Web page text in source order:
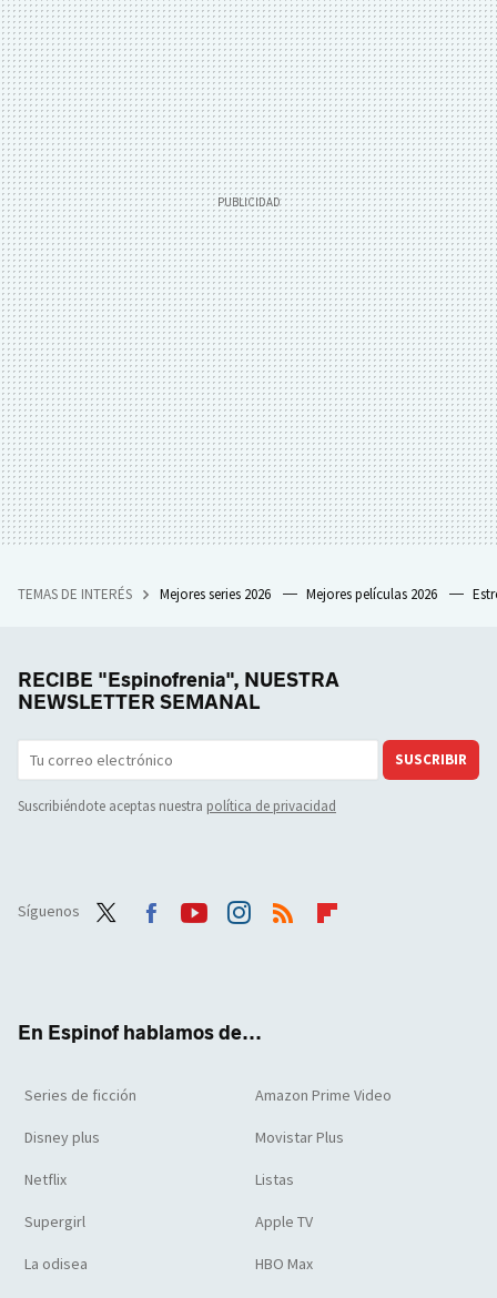
TEMAS DE INTERÉS Mejores series 2026 Mejores películas 2026
RECIBE "Espinofrenia", NUESTRA
NEWSLETTER SEMANAL
SUSCRIBIR
Suscribiéndote aceptas nuestra política de privacidad
Síguenos
En Espinof hablamos de...
Series de ficción Amazon Prime Video
Disney plus Movistar Plus
Netflix Listas
Supergirl Apple TV
La odisea HBO Max